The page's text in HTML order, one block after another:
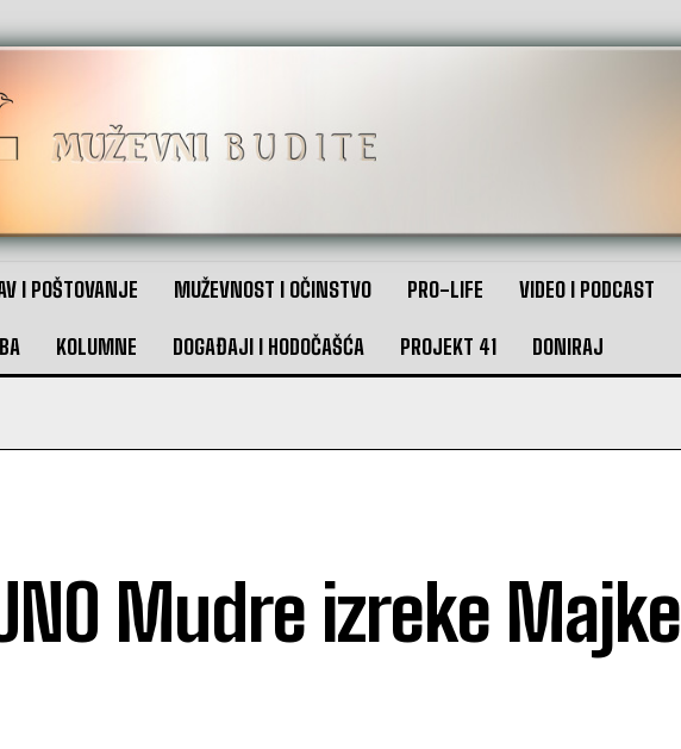
I POŠTOVANJE MUŽEVNOST I OČINSTVO PRO-LIFE VIDEO I PODCAST
KOLUMNE DOGAĐAJI I HODOČAŠĆA PROJEKT 41 DONIRAJ
Mudre izreke Majke